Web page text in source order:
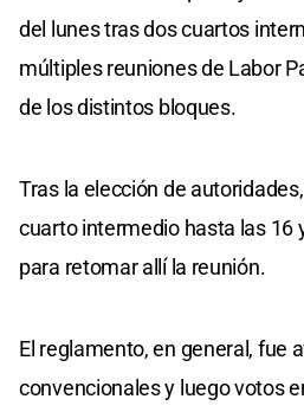
del lunes tras dos cuartos
múltiples reuniones de Labor
de los distintos bloques.
Tras la elección de
cuarto intermedio hasta las 16
para retomar allí la reunión.
El reglamento, en general, fue
convencionales y luego votos